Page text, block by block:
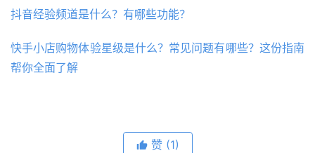
抖音经验频道是什么？有哪些功能？
快手小店购物体验星级是什么？常见问题有哪些？这份指南
帮你全面了解
赞 (1)